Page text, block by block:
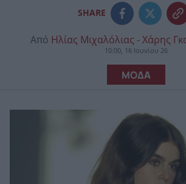
SHARE
Από Ηλίας Μιχαλόλιας - Χάρης
10:00, 16 Ιουνίου 26
ΜΟΔΑ